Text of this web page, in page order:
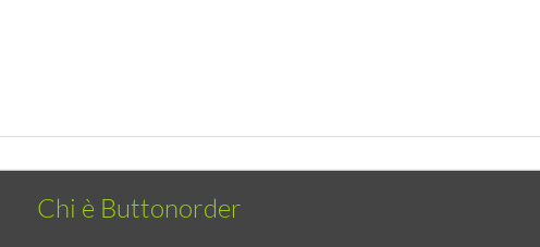
Chi è Buttonorder